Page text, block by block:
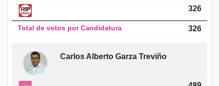
326
Total de votos por Candidatura 326
Carlos Alberto Garza Treviño